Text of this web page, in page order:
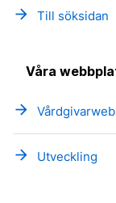
arrow_forward Till söksidan
Våra
arrow_forward
arrow_forward Utveckling